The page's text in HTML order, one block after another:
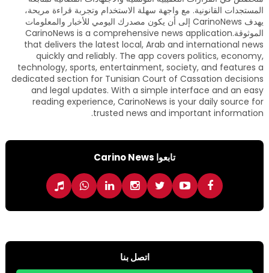
المستجدات القانونية. مع واجهة سهلة الاستخدام وتجربة قراءة مريحة،
يهدف CarinoNews إلى أن يكون مصدرك اليومي للأخبار والمعلومات
الموثوقة.CarinoNews is a comprehensive news application
that delivers the latest local, Arab and international news
quickly and reliably. The app covers politics, economy,
technology, sports, entertainment, society, and features a
dedicated section for Tunisian Court of Cassation decisions
and legal updates. With a simple interface and an easy
reading experience, CarinoNews is your daily source for
trusted news and important information.
تابعوا Carino News
اتصل بنا